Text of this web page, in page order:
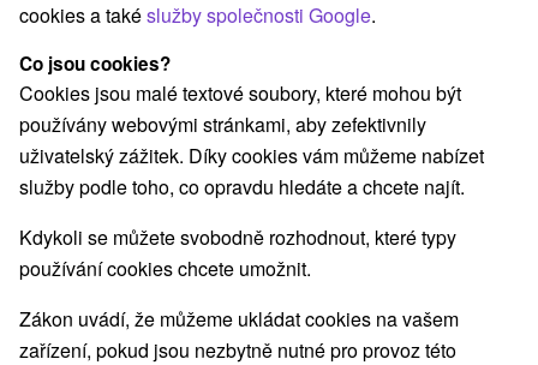
Navigovat do místa
9,0 vynikající ·229 recenzí
cookies a takéslužby společnosti Google.
Co jsou cookies?
Cookies jsou malé textové soubory, které mohou být
používány webovými stránkami, aby zefektivnily
uživatelský zážitek. Díky cookies vám můžeme nabízet
služby podle toho, co opravdu hledáte a chcete najít.
Kdykoli se můžete svobodně rozhodnout, které typy
používání cookies chcete umožnit.
Zákon uvádí, že můžeme ukládat cookies na vašem
zařízení, pokud jsou nezbytně nutné pro provoz této